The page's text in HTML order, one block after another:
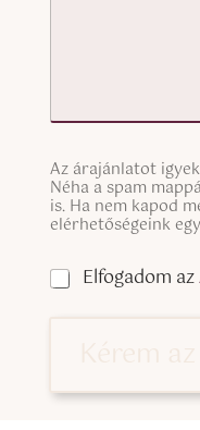
S
i
n
g
e
L
e
Az árajánlatot
Néha a spam
is. Ha nem kapod
elérhetőségeink
C
h
o
Elfogadom az